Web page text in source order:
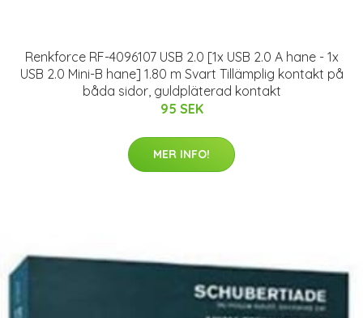
Renkforce RF-4096107 USB 2.0 [1x USB 2.0 A hane - 1x
USB 2.0 Mini-B hane] 1.80 m Svart Tillämplig kontakt på
båda sidor, guldpläterad kontakt
95 SEK
MER INFO!